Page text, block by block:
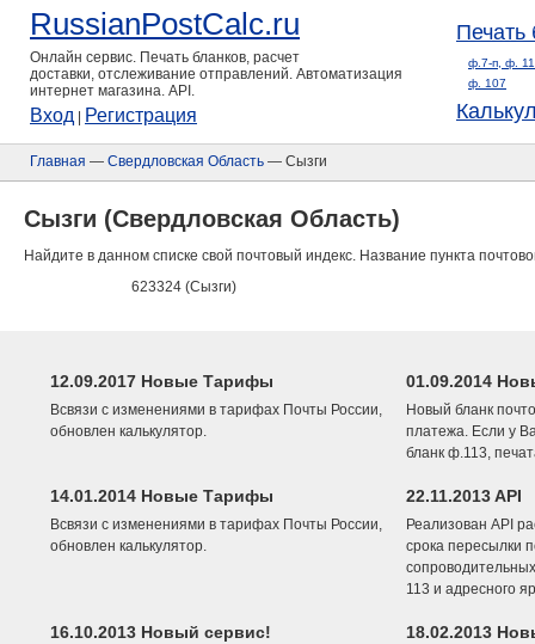
RussianPostCalc.ru
Онлайн сервис. Печать бланков, расчет
доставки, отслеживание отправлений. Автоматизация
интернет магазина. API.
Вход Регистрация
Печать
ф.7-п, ф.
ф. 107
Главная — Свердловская Область — Сызги
Сызги (Свердловская Область)
Найдите в данном списке свой почтовый индекс. Название пункта
623324 (Сызги)
12.09.2017 Новые Тарифы
Всвязи с изменениями в тарифах Почты России,
обновлен калькулятор.
01.09.2014
Новый бланк
платежа. Если у
бланк ф.113,
14.01.2014 Новые Тарифы
Всвязи с изменениями в тарифах Почты России,
обновлен калькулятор.
22.11.2013 API
Реализован API
срока пересылки
113 и адресного
16.10.2013 Новый сервис! 18.02.2013